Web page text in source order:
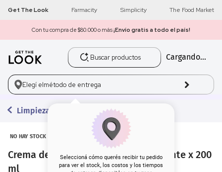
Get The Look Farmacity Simplicity The Food Market
Con tu compra de $80.000 o más¡Envío gratis a todo el país!
Buscar productos
Cargando...
Elegí elmétodo de entrega
Seleccioná cómo querés recibir tu pedido
para ver el stock, los costos y los tiempos
Limpieza
NO HAY STOCK
Crema de Limpieza Helena Humectante x 200
ml
1 get the look
2 máscara pestañas
3.
5. corrector